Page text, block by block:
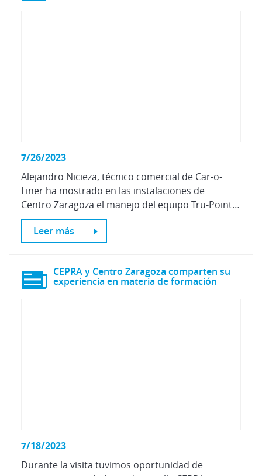
7/26/2023
Alejandro Nicieza, técnico comercial de Car-o-
Liner ha mostrado en las instalaciones de
Centro Zaragoza el manejo del equipo Tru-Point, una solución integral para una calibración precisa, rápida y fácil de los dispositivos ADAS
Leer más
CEPRA y Centro Zaragoza comparten su
experiencia en materia de formación
7/18/2023
Durante la visita tuvimos oportunidad de